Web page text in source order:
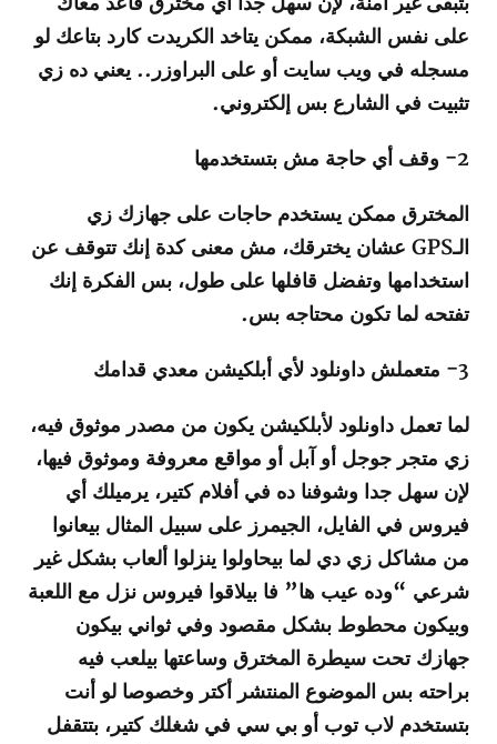
على نفس الشبكة، ممكن يتاخد الكريدت كارد بتاعك لو
مسجله في ويب سايت أو على البراوزر.. يعني ده زي
تثبيت في الشارع بس إلكتروني.
2- وقف أي حاجة مش بتستخدمها
المخترق ممكن يستخدم حاجات على جهازك زي
الـGPS عشان يخترقك، مش معنى كدة إنك تتوقف عن
استخدامها وتفضل قافلها على طول، بس الفكرة إنك
تفتحه لما تكون محتاجه بس.
3- متعملش داونلود لأي أبلكيشن معدي قدامك
لما تعمل داونلود لأبلكيشن يكون من مصدر موثوق فيه،
زي متجر جوجل أو آبل أو مواقع معروفة وموثوق فيها،
لإن سهل جدا وشوفنا ده في أفلام كتير، يرميلك أي
فيروس في الفايل، الجيمرز على سبيل المثال بيعانوا
من مشاكل زي دي لما بيحاولوا ينزلوا ألعاب بشكل غير
شرعي “وده عيب ها” فا بيلاقوا فيروس نزل مع اللعبة
وبيكون محطوط بشكل مقصود وفي ثواني بيكون
جهازك تحت سيطرة المخترق وساعتها بيلعب فيه
براحته بس الموضوع المنتشر أكتر وخصوصا لو أنت
بتستخدم لاب توب أو بي سي في شغلك كتير، بتتقفل